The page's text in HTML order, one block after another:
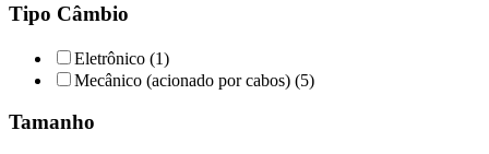
Tipo Câmbio
Eletrônico (1)
Mecânico (acionado por cabos) (5)
Tamanho